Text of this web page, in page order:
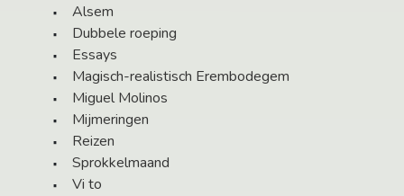
Alsem
Dubbele roeping
Essays
Magisch-realistisch Erembodegem
Miguel Molinos
Mijmeringen
Reizen
Sprokkelmaand
Vi to